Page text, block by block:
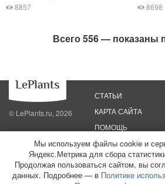
8857 8698
Всего 556 — показаны
© LePlants.ru, 2026
СТАТЬИ
КАРТА САЙТА
ПОМОЩЬ
Политика конфиденциальности
Политика
Пользовательское соглашение
Редакционные
ООО «Трафик»
ИНН 7813175200 ОГРН
Мы используем файлы cookie и
Яндекс.Метрика для сбора
Продолжая пользоваться сайтом, вы
данных. Подробнее — в Политике